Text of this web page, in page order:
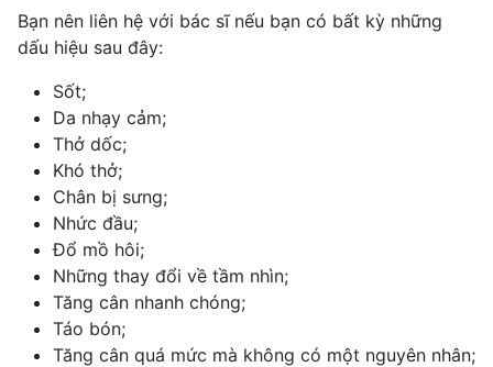
Bạn nên liên hệ với bác sĩ nếu bạn có bất kỳ những
dấu hiệu sau đây:
Sốt;
Da nhạy cảm;
Thở dốc;
Khó thở;
Chân bị sưng;
Nhức đầu;
Đổ mồ hôi;
Những thay đổi về tầm nhìn;
Tăng cân nhanh chóng;
Táo bón;
Tăng cân quá mức mà không có một nguyên nhân;